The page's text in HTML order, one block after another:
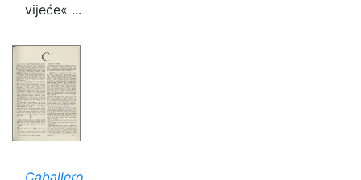
vijeće« ...
Caballero